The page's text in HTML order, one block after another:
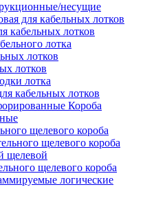
несущие
для кабельных лотков
кабельных лотков
лотка
лотков
лотков
лотка
кабельных лотков
Короба
щелевого короба
щелевого короба
щелевой
щелевого короба